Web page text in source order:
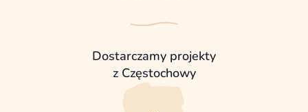
Dostarczamy projekty
z Częstochowy